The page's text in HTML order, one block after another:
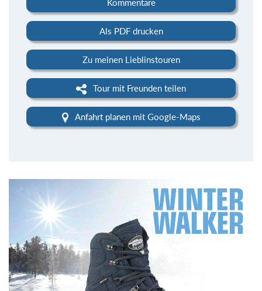
Kommentare
Als PDF drucken
Zu meinen Lieblinstouren
Tour mit Freunden teilen
Anfahrt planen mit Google-Maps